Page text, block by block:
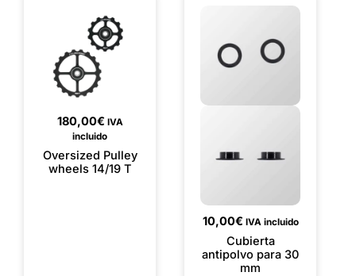
180,00€ IVA
incluido
Oversized Pulley
wheels 14/19 T
10,00€ IVA incluido
Cubierta
antipolvo para 30
mm